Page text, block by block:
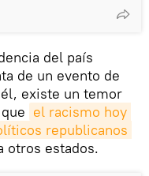
del país
de un evento de
existe un temor
el racismo hoy
republicanos
otros estados.